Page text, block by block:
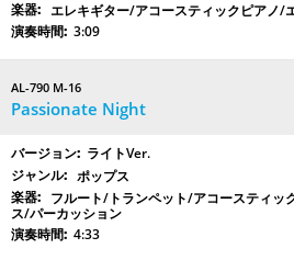
エレキギター/アコースティックピアノ/
3:09
AL-790 M-16
Passionate Night
ライトVer.
ポップス
フルート/トランペット/アコースティッ
ス/パーカッション
4:33